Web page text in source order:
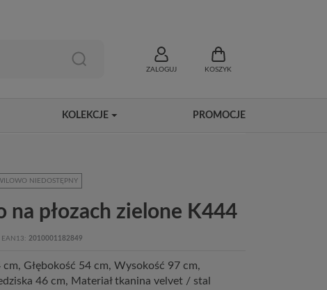
ZALOGUJ KOSZYK
KOLEKCJE PROMOCJE
NIEDOSTĘPNY
na płozach zielone K444
EAN13 2010001182849
cm, Głębokość 54 cm, Wysokość 97 cm,
46 cm, Materiał tkanina velvet / stal